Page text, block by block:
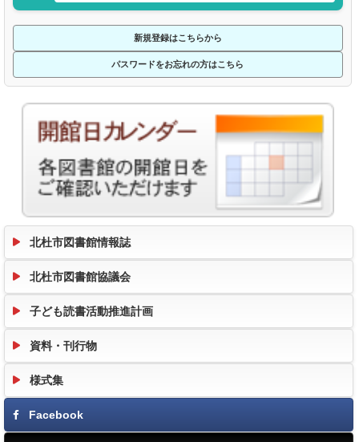
新規登録はこちらから
パスワードをお忘れの方はこちら
北杜市図書館情報誌
北杜市図書館協議会
子ども読書活動推進計画
資料・刊行物
様式集
Facebook